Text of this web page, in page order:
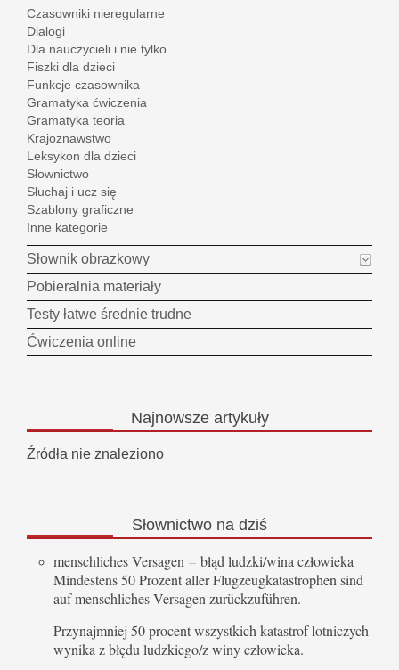
Czasowniki nieregularne
Dialogi
Dla nauczycieli i nie tylko
Fiszki dla dzieci
Funkcje czasownika
Gramatyka ćwiczenia
Gramatyka teoria
Krajoznawstwo
Leksykon dla dzieci
Słownictwo
Słuchaj i ucz się
Szablony graficzne
Inne kategorie
Słownik obrazkowy
Pobieralnia materiały
Testy łatwe średnie trudne
Ćwiczenia online
Najnowszeartykuły
Źródła nie znaleziono
Słownictwo na dziś
menschliches Versagen – błąd ludzki/wina człowieka
Mindestens 50 Prozent aller Flugzeugkatastrophen sind
auf menschliches Versagen zurückzuführen.
Przynajmniej 50 procent wszystkich katastrof lotniczych
wynika z błędu ludzkiego/z winy człowieka.